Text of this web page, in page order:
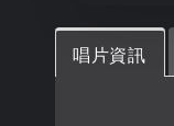
唱片資訊